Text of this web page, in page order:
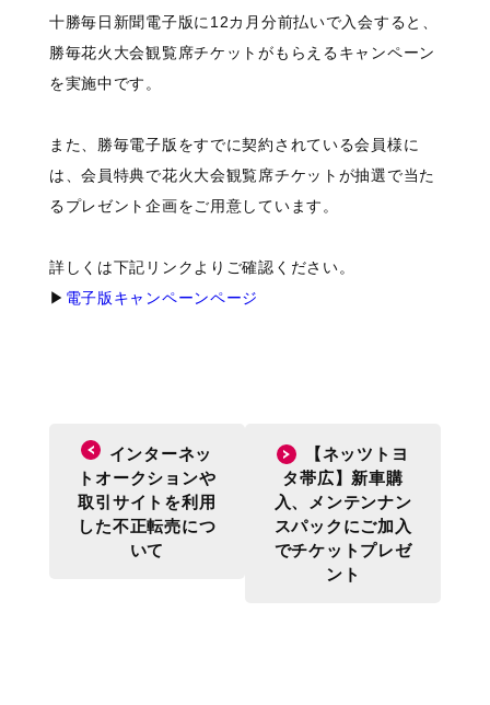
十勝毎日新聞電子版に12カ月分前払いで入会すると、
勝毎花火大会観覧席チケットがもらえるキャンペーン
を実施中です。
また、勝毎電子版をすでに契約されている会員様に
は、会員特典で花火大会観覧席チケットが抽選で当た
るプレゼント企画をご用意しています。
詳しくは下記リンクよりご確認ください。
▶ 電子版キャンペーンページ
インターネッ
トオークションや
取引サイトを利用
した不正転売につ
いて
【ネッツトヨ
タ帯広】新車購
入、メンテンナン
スパックにご加入
でチケットプレゼ
ント